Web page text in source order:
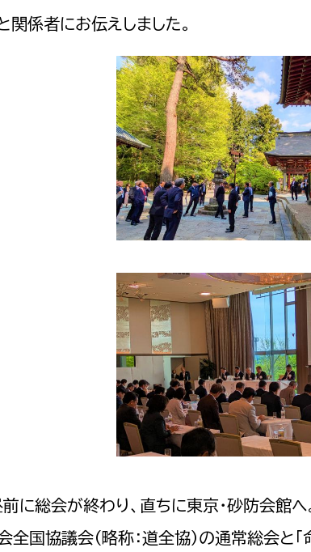
関係者にお伝えしました。
総会が終わり、直ちに東京・砂防会館
全国協議会（略称：道全協）の通常総会と